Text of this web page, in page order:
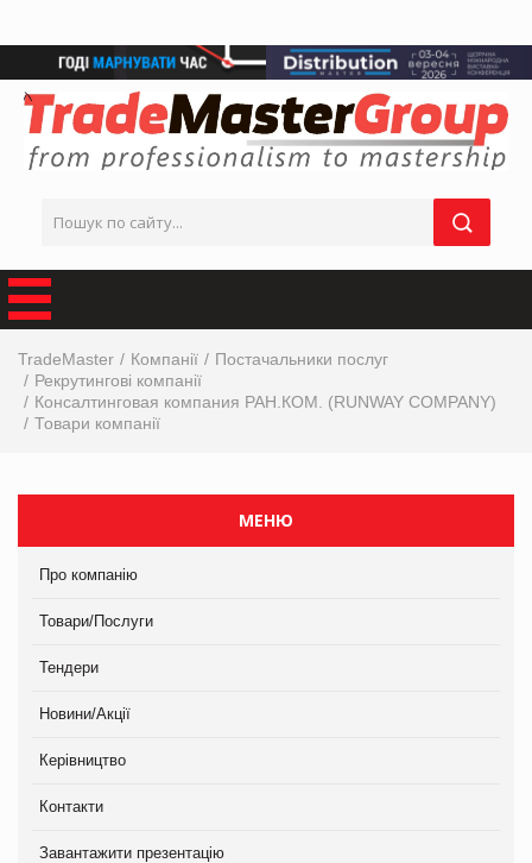
TradeMaster Компанії
Постачальники послуг
Рекрутингові компанії
Консалтинговая компания РАН.КОМ. (RUNWAY COMPANY)
Товари компанії
МЕНЮ
Про компанію
Товари/Послуги
Тендери
Новини/Акції
Керівництво
Контакти
Завантажити презентацію